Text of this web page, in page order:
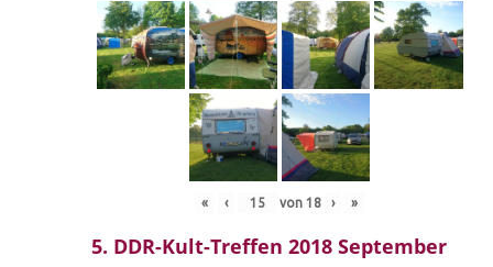
« ‹ von 18 › »
5. DDR-Kult-Treffen 2018 September